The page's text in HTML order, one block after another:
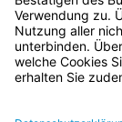
Bayern.de
BayernPortal